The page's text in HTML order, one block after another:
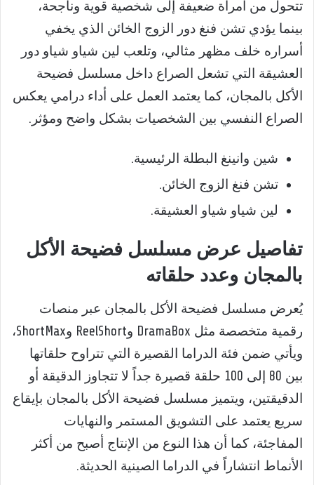
تتحول من امرأة ضعيفة إلى شخصية قوية وناجحة،
بينما يؤدي تشن فنغ دور الزوج الخائن الذي يخفي
أسراره خلف مظهر مثالي، وتلعب لين شياو شياو دور
العشيقة التي تشعل الصراع داخل مسلسل فضيحة
الأكل بالمجان، كما يعتمد العمل على أداء درامي يعكس
الصراع النفسي بين الشخصيات بشكل واضح ومؤثر.
شين وانينغ البطلة الرئيسية.
تشن فنغ الزوج الخائن.
لين شياو شياو العشيقة.
تفاصيل عرض مسلسل فضيحة الأكل
بالمجان وعدد حلقاته
يُعرض مسلسل فضيحة الأكل بالمجان عبر منصات
رقمية متخصصة مثل DramaBox وReelShort وShortMax،
ويأتي ضمن فئة الدراما القصيرة التي تتراوح حلقاتها
بين 80 إلى 100 حلقة قصيرة جداً لا تتجاوز الدقيقة أو
الدقيقتين، ويتميز مسلسل فضيحة الأكل بالمجان بإيقاع
سريع يعتمد على التشويق المستمر والنهايات
المفاجئة، كما أن هذا النوع من الإنتاج أصبح من أكثر
الأنماط انتشاراً في الدراما الصينية الحديثة.